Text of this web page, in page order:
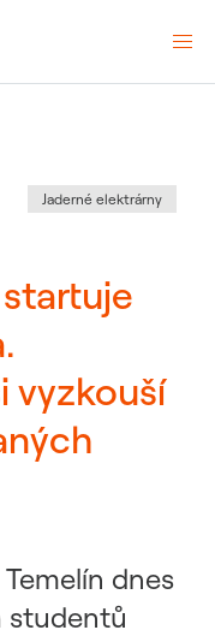
Kategorie:
Jaderné elektrárny
vyzkouší
dnes
studentů